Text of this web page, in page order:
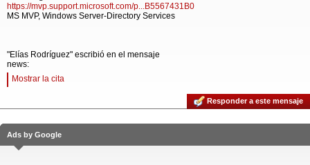
https://mvp.support.microsoft.com/p...B5567431B0
MS MVP, Windows Server-Directory Services
"Elías Rodríguez" escribió en el mensaje
news:
Mostrar la cita
Responder a este mensaje
Ads by Google